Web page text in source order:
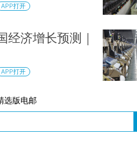
APP打开
经济增长预测｜
APP打开
选版电邮